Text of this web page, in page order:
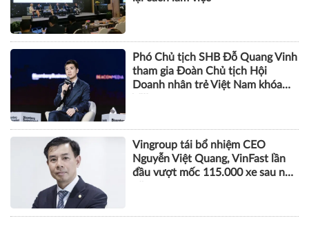
Phó Chủ tịch SHB Đỗ Quang Vinh
tham gia Đoàn Chủ tịch Hội
Doanh nhân trẻ Việt Nam khóa
Vingroup tái bổ nhiệm CEO
Nguyễn Việt Quang, VinFast lần
đầu vượt mốc 115.000 xe sau nửa